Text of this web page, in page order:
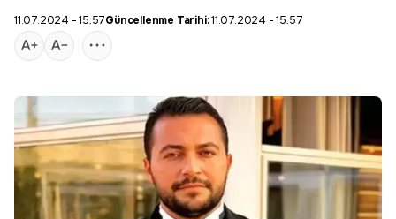
11.07.2024 - 15:57Güncellenme Tarihi:11.07.2024 - 15:57